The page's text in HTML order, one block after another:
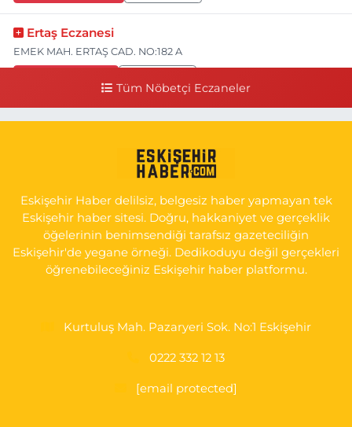
Ertaş Eczanesi
EMEK MAH. ERTAŞ CAD. NO:182 A
YAN SOKAĞI POLİKLİNİK KAPISI TAM KARŞISI I
Yol Tarifi Al
Tüm Nöbetçi Eczaneler
Eskişehir Haber delilsiz, belgesiz haber yapmayan tek
Eskişehir haber sitesi. Doğru, hakkaniyet ve gerçeklik
öğelerinin benimsendiği tarafsız gazeteciliğin
Eskişehir'de yegane örneği. Dedikoduyu değil gerçekleri
öğrenebileceğiniz Eskişehir haber platformu.
Kurtuluş Mah. Pazaryeri Sok. No:1 Eskişehir
0222 332 12 13
[email protected]